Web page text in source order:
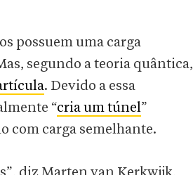
possuem uma carga
segundo a teoria quântica,
. Devido a essa
“cria um túnel”
com carga semelhante.